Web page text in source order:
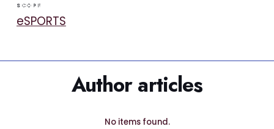
NOTIFICACIONES
SCOPE
eSPORTS
Author articles
No items found.